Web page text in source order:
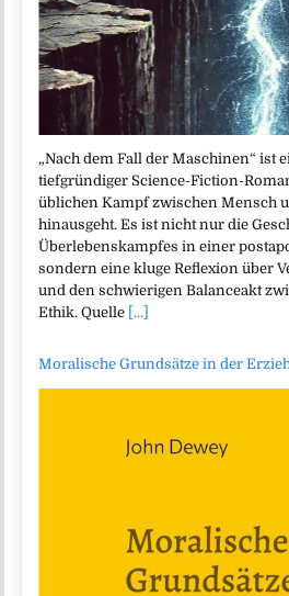
„Nach dem Fall der Maschinen“ ist
tiefgründiger Science-Fiction-
üblichen Kampf zwischen Mensch
hinausgeht. Es ist nicht nur die
Überlebenskampfes in einer
sondern eine kluge Reflexion über
und den schwierigen Balanceakt
Ethik. Quelle [...]
Moralische Grundsätze in der